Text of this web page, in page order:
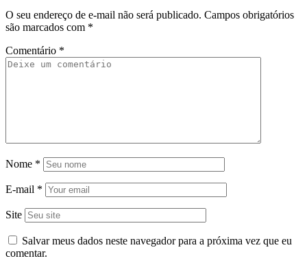
O seu endereço de e-mail não será publicado. Campos obrigatórios
são marcados com *
Comentário *
Nome *
E-mail *
Site
Salvar meus dados neste navegador para a próxima vez que eu
comentar.